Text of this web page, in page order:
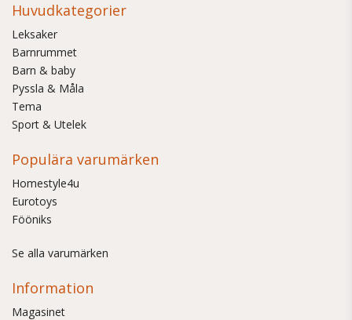
Huvudkategorier
Leksaker
Barnrummet
Barn & baby
Pyssla & Måla
Tema
Sport & Utelek
Populära varumärken
Homestyle4u
Eurotoys
Fööniks
Se alla varumärken
Information
Magasinet